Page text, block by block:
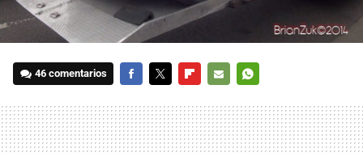
46 comentarios
MAIL